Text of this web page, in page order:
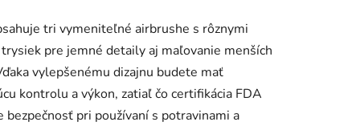
tri vymeniteľné airbrushe s rôznymi
pre jemné detaily aj maľovanie menších
vylepšenému dizajnu budete mať
kontrolu a výkon, zatiaľ čo certifikácia FDA
bezpečnosť pri používaní s potravinami a